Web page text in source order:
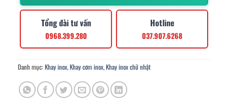
Tổng đài tư vấn
0968.399.280
Hotline
037.907.6268
Danh mục: Khay inox,Khay cơm inox,Khay inox chữ nhật